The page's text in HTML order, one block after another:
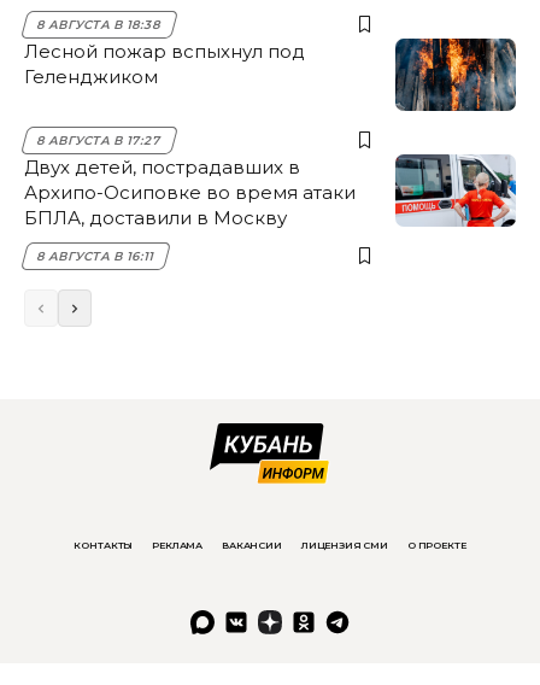
8 АВГУСТА В 18:38
Лесной пожар вспыхнул под
Геленджиком
8 АВГУСТА В 17:27
Двух детей, пострадавших в
Архипо-Осиповке во время атаки
БПЛА, доставили в Москву
8 АВГУСТА В 16:11
КОНТАКТЫ РЕКЛАМА ВАКАНСИИ ЛИЦЕНЗИЯ СМИ О ПРОЕКТЕ